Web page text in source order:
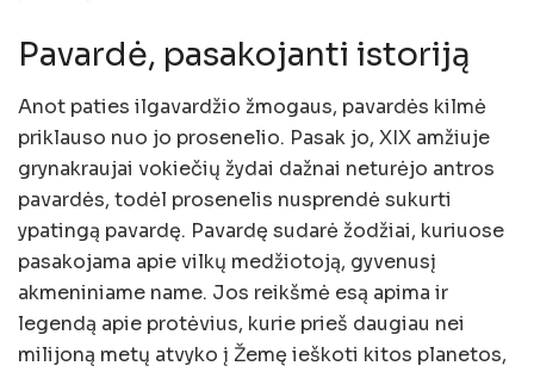
Pavardė, pasakojanti istoriją
Anot paties ilgavardžio žmogaus, pavardės kilmė
priklauso nuo jo prosenelio. Pasak jo, XIX amžiuje
grynakraujai vokiečių žydai dažnai neturėjo antros
pavardės, todėl prosenelis nusprendė sukurti
ypatingą pavardę. Pavardę sudarė žodžiai, kuriuose
pasakojama apie vilkų medžiotoją, gyvenusį
akmeniniame name. Jos reikšmė esą apima ir
legendą apie protėvius, kurie prieš daugiau nei
milijoną metų atvyko į Žemę ieškoti kitos planetos,